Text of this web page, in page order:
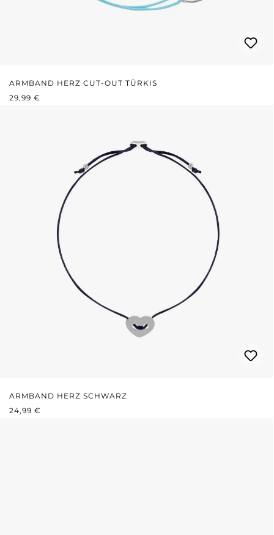
ARMBAND HERZ CUT-OUT TÜRKIS
REGULÄRER PREIS:
29,99 €
ARMBAND HERZ SCHWARZ
REGULÄRER PREIS:
24,99 €